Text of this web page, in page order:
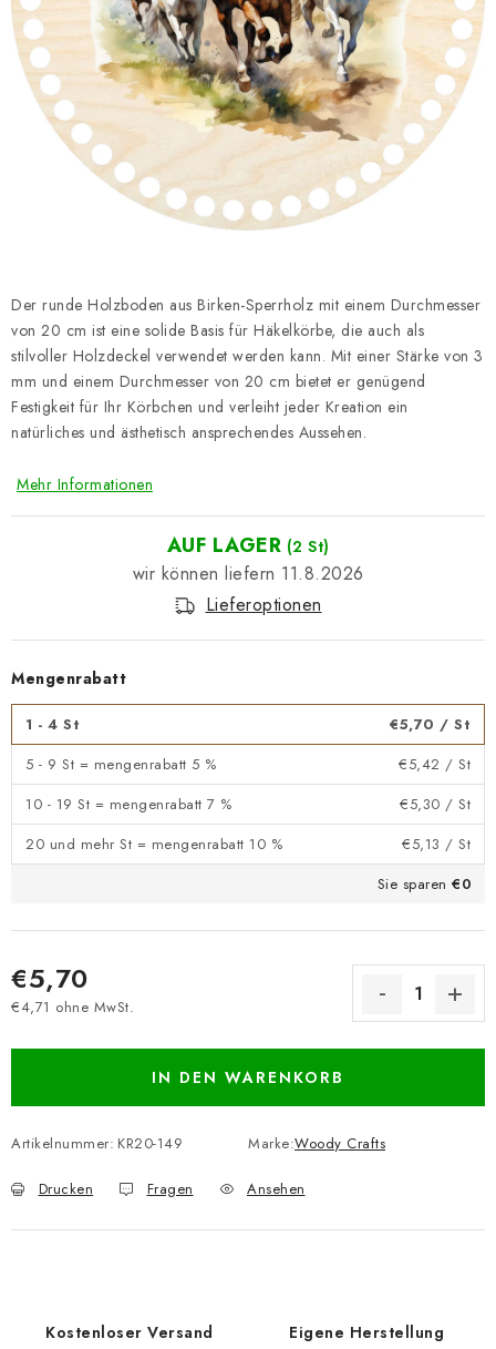
Datenschutzerklärung
Impressum
Der runde Holzboden aus Birken-Sperrholz mit einem Durchmesser
von 20 cm ist eine solide Basis für Häkelkörbe, die auch als
stilvoller Holzdeckel verwendet werden kann. Mit einer Stärke von 3
mm und einem Durchmesser von 20 cm bietet er genügend
Festigkeit für Ihr Körbchen und verleiht jeder Kreation ein
natürliches und ästhetisch ansprechendes Aussehen.
Mehr Informationen
AUF LAGER (2 St)
11.8.2026
Lieferoptionen
Mengenrabatt
1 - 4 St €5,70 / St
5 - 9 St = mengenrabatt 5 %
€5,42 / St
10 - 19 St = mengenrabatt 7 %
€5,30 / St
20 und mehr St = mengenrabatt 10 %
€5,13 / St
Sie sparen €0
€5,70
€4,71 ohne MwSt.
IN DEN WARENKORB
Artikelnummer: KR20-149 Marke:Woody Crafts
Drucken Fragen Ansehen
Kostenloser Versand Eigene Herstellung